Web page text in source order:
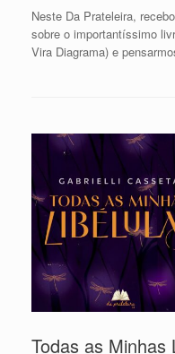
Neste Da Prateleira,
sobre o importantíssimo
Vira Diagrama) e
Todas as Minhas